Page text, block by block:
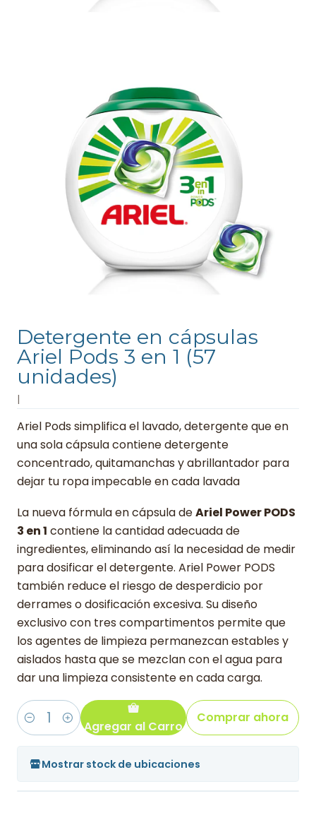
Detergente en cápsulas
Ariel Pods 3 en 1 (57
unidades)
|
Ariel Pods simplifica el lavado, detergente que en
una sola cápsula contiene detergente
concentrado, quitamanchas y abrillantador para
dejar tu ropa impecable en cada lavada
La nueva fórmula en cápsula deAriel Power PODS
3 en 1 contiene la cantidad adecuada de
ingredientes, eliminando así la necesidad de medir
para dosificar el detergente. Ariel Power PODS
también reduce el riesgo de desperdicio por
derrames o dosificación excesiva. Su diseño
exclusivo con tres compartimentos permite que
los agentes de limpieza permanezcan estables y
aislados hasta que se mezclan con el agua para
dar una limpieza consistente en cada carga.
Cantidad Agregar al Carro
Comprar ahora
Mostrar stock de ubicaciones